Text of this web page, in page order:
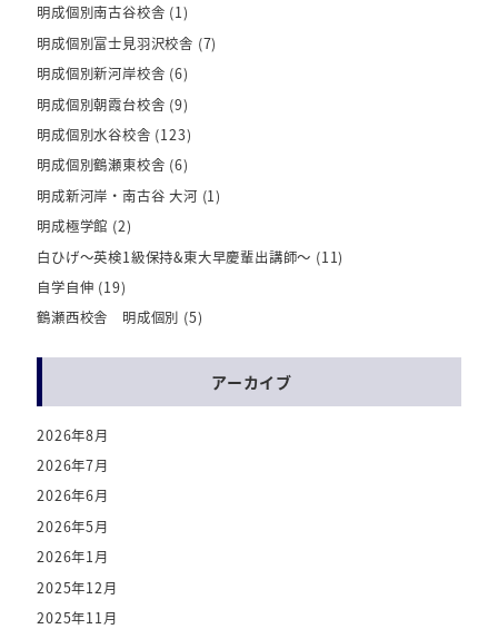
明成個別南古谷校舎 (1)
明成個別富士見羽沢校舎 (7)
明成個別新河岸校舎 (6)
明成個別朝霞台校舎 (9)
明成個別水谷校舎 (123)
明成個別鶴瀬東校舎 (6)
明成新河岸・南古谷 大河 (1)
明成極学館 (2)
白ひげ～英検1級保持&東大早慶輩出講師～ (11)
自学自伸 (19)
鶴瀬西校舎 明成個別 (5)
アーカイブ
2026年8月
2026年7月
2026年6月
2026年5月
2026年1月
2025年12月
2025年11月